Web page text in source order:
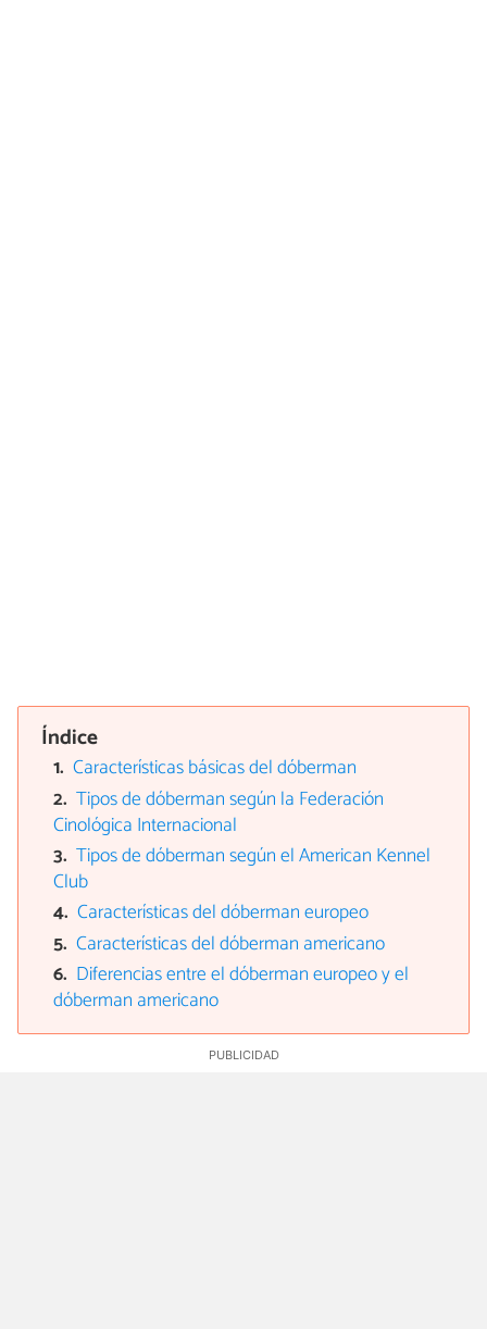
Índice
Características básicas del dóberman
Tipos de dóberman según la Federación
Cinológica Internacional
Tipos de dóberman según el American Kennel
Club
Características del dóberman europeo
Características del dóberman americano
Diferencias entre el dóberman europeo y el
dóberman americano